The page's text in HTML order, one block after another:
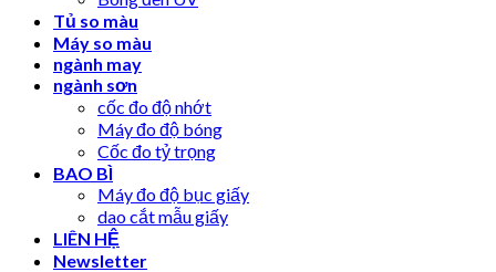
Tủ so màu
Máy so màu
ngành may
ngành sơn
cốc đo độ nhớt
Máy đo độ bóng
Cốc đo tỷ trọng
BAO BÌ
Máy đo độ bục giấy
dao cắt mẫu giấy
LIÊN HỆ
Newsletter